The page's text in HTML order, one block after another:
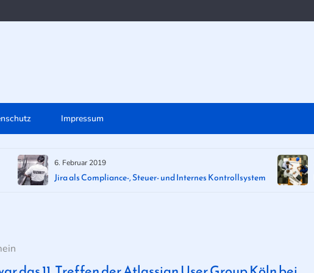
Impressum
6. Februar 2019
Jira als Compliance-, Steuer- und Internes Kontrollsystem